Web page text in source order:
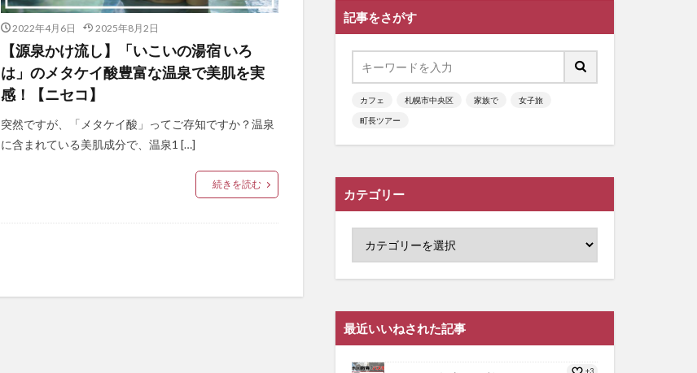
2022年4月6日 2025年8月2日
【源泉かけ流し】「いこいの湯宿 いろ
は」のメタケイ酸豊富な温泉で美肌を実
感！【ニセコ】
突然ですが、「メタケイ酸」ってご存知ですか？温泉
に含まれている美肌成分で、温泉1 […]
続きを読む
記事をさがす
カフェ 札幌市中央区 家族で 女子旅
町長ツアー
カテゴリー
最近いいねされた記事